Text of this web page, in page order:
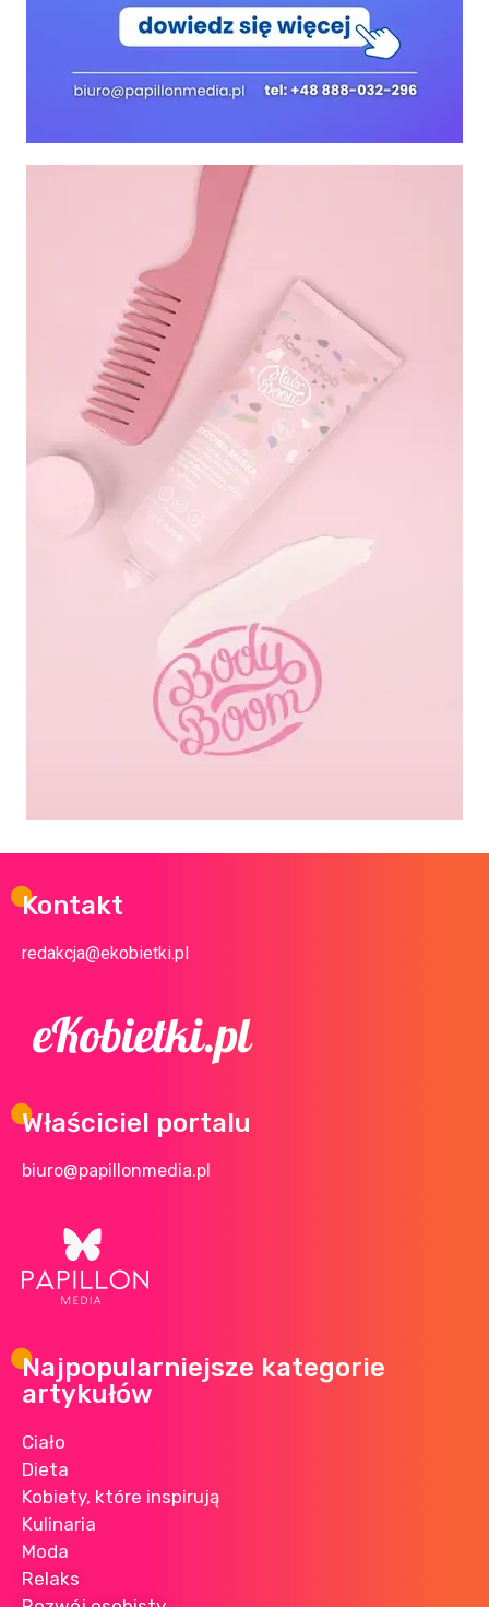
Kontakt
redakcja@ekobietki.pl
Właściciel portalu
biuro@papillonmedia.pl
Najpopularniejsze kategorie
artykułów
Ciało
Dieta
Kobiety, które inspirują
Kulinaria
Moda
Relaks